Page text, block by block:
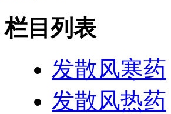
栏目列表
发散风寒药
发散风热药